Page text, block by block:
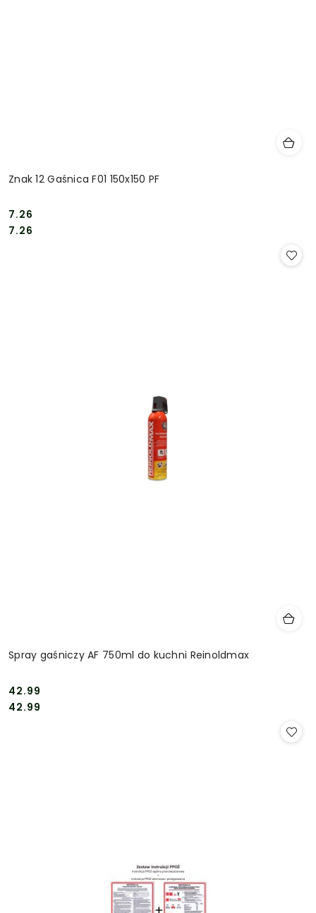
Znak 12 Gaśnica F01 150x150 PF
Cena:
7.26
Cena:
7.26
Spray gaśniczy AF 750ml do kuchni Reinoldmax
Cena:
42.99
Cena:
42.99